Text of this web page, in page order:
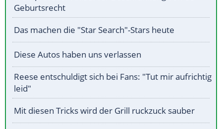
Geburtsrecht
Das machen die "Star Search"-Stars heute
Diese Autos haben uns verlassen
Reese entschuldigt sich bei Fans: "Tut mir aufrichtig
leid"
Mit diesen Tricks wird der Grill ruckzuck sauber